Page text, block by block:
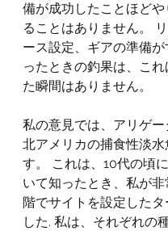
備が成功したことほど
ることはありません。
ース設定、ギアの準備
ったときの釣果は、こ
た瞬間はありません。
私の意見では、アリゲー
北アメリカの捕食性淡
す。 これは、10代の頃
いて知ったとき、私が
階でサイトを設定した
した. 私は、それぞれの